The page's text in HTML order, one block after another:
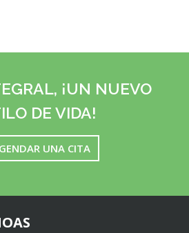
¡UN NUEVO
DE VIDA!
UNA CITA